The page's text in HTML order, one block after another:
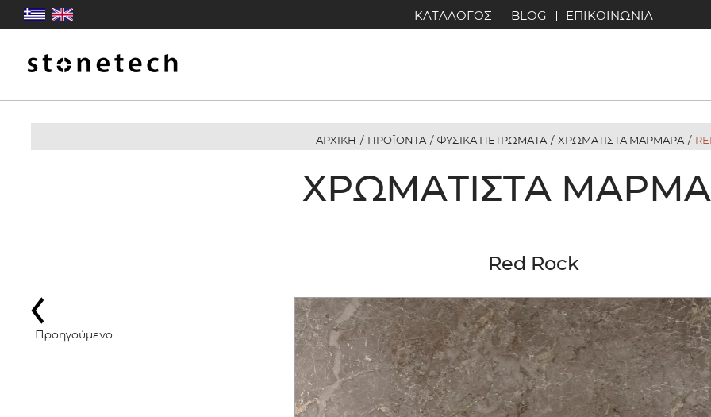
ΚΑΤΑΛΟΓΟΣ BLOG ΕΠΙΚΟΙΝΩΝΙΑ
ΑΡΧΙΚΗ / ΠΡΟΪΟΝΤΑ / ΦΥΣΙΚΑ ΠΕΤΡΩΜΑΤΑ / ΧΡΩΜΑΤΙΣΤΑ ΜΑΡΜΑΡΑ /
ΧΡΩΜΑΤΙΣΤΆ
Red Rock
Προηγούμενο